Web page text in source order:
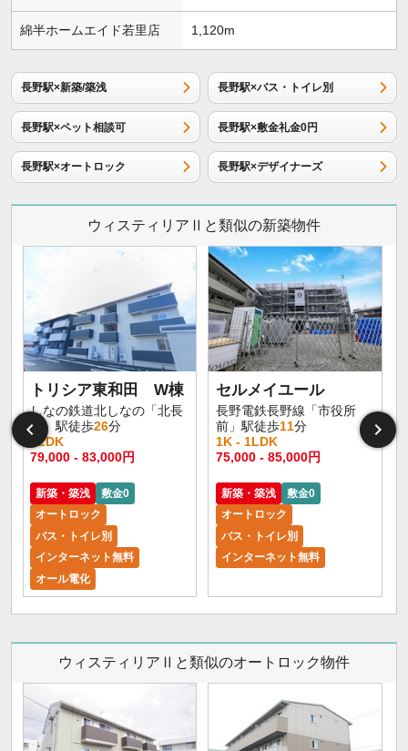
綿半ホームエイド若里店 1,120m
長野駅×新築/築浅 長野駅×バス・トイレ別
長野駅×ペット相談可 長野駅×敷金礼金0円
長野駅×オートロック 長野駅×デザイナーズ
ウィスティリアⅡと類似の新築物件
トリシア東和田 W棟
しなの鉄道北しなの「北長
野」駅徒歩26分
1LDK
79,000 - 83,000円
新築・築浅
敷金0
オートロック
バス・トイレ別
インターネット無料
オール電化
セルメイユール
長野電鉄長野線「市役所
前」駅徒歩11分
1K - 1LDK
75,000 - 85,000円
新築・築浅
敷金0
オートロック
バス・トイレ別
インターネット無料
ウィスティリアⅡと類似のオートロック物件